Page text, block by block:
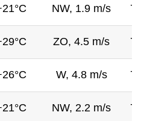
NW, 1.9 m/s
ZO, 4.5 m/s
W, 4.8 m/s
NW, 2.2 m/s